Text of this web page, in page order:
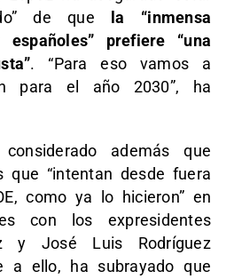
de que
la “inmensa
prefiere “una
. “Para eso vamos a
para el año 2030”, ha
además que
que “intentan desde fuera
como ya lo hicieron” en
con los expresidentes
y José Luis Rodríguez
a ello, ha subrayado que